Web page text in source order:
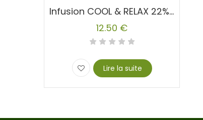
Infusion COOL & RELAX 22% CBD Chanvre
12.50 €
Lire la suite